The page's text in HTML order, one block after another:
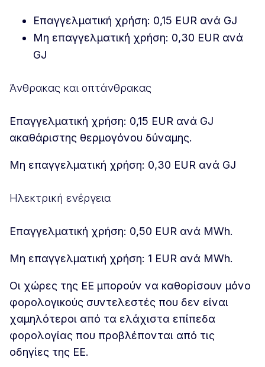
Επαγγελματική χρήση: 0,15 EUR ανά GJ
Μη επαγγελματική χρήση: 0,30 EUR ανά
GJ
Άνθρακας και οπτάνθρακας
Επαγγελματική χρήση: 0,15 EUR ανά GJ
ακαθάριστης θερμογόνου δύναμης.
Μη επαγγελματική χρήση: 0,30 EUR ανά GJ
Ηλεκτρική ενέργεια
Επαγγελματική χρήση: 0,50 EUR ανά MWh.
Μη επαγγελματική χρήση: 1 EUR ανά MWh.
Οι χώρες της ΕΕ μπορούν να καθορίσουν μόνο
φορολογικούς συντελεστές που δεν είναι
χαμηλότεροι από τα ελάχιστα επίπεδα
φορολογίας που προβλέπονται από τις
οδηγίες της ΕΕ.